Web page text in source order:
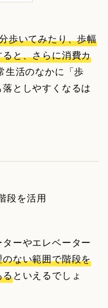
歩いてみたり、歩幅
と、さらに消費カ
生活のなかに「歩
としやすくなるは
ーやエレベーター
のない範囲で階段を
るといえるでしょ